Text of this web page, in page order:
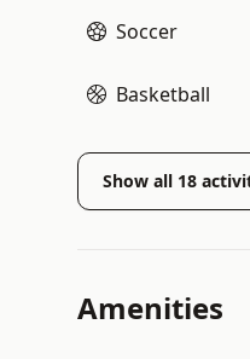
Soccer
Basketball
Show all 18
Amenities